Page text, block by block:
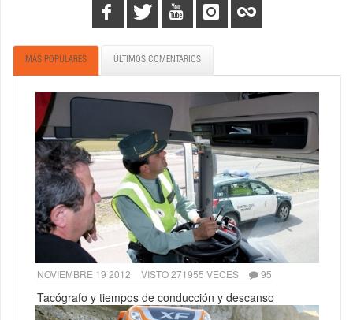
MÁS POPULARES ÚLTIMOS COMENTARIOS
NOVIEMBRE 19 2012 VISTO 271955 VECES 95
Tacógrafo y tiempos de conducción y descanso